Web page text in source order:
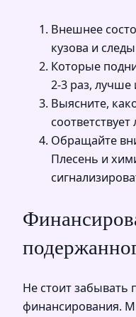
Внешнее
кузова и
Которые
2-3 раз, лучше
Выясните,
Обращайте
Плесень и
Не стоит забывать
финансирования.